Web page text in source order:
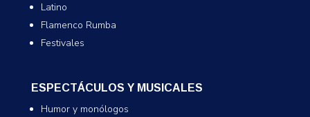
Latino
Flamenco Rumba
Festivales
ESPECTÁCULOS Y MUSICALES
Humor y monólogos